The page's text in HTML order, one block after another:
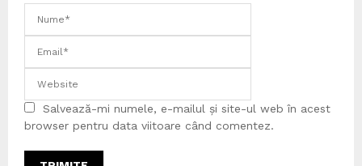
Salvează-mi numele, e-mailul și site-ul web în acest
browser pentru data viitoare când comentez.